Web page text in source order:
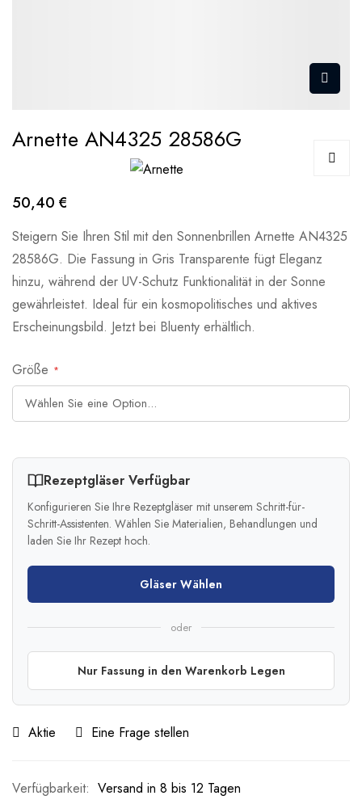
Arnette AN4325 28586G
50,40 €
Steigern Sie Ihren Stil mit den Sonnenbrillen Arnette AN4325
28586G. Die Fassung in Gris Transparente fügt Eleganz
hinzu, während der UV-Schutz Funktionalität in der Sonne
gewährleistet. Ideal für ein kosmopolitisches und aktives
Erscheinungsbild. Jetzt bei Bluenty erhältlich.
Größe
Rezeptgläser Verfügbar
Konfigurieren Sie Ihre Rezeptgläser mit unserem Schritt-für-
Schritt-Assistenten. Wählen Sie Materialien, Behandlungen und
laden Sie Ihr Rezept hoch.
Gläser Wählen
oder
Nur Fassung in den Warenkorb Legen
Aktie Eine Frage stellen
Versand in 8 bis 12 Tagen